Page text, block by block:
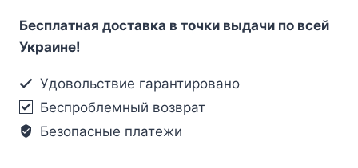
Бесплатная доставка в точки выдачи по всей
Украине!
Удовольствие гарантировано
Беспроблемный возврат
Безопасные платежи